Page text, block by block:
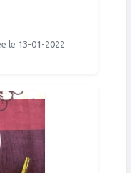
le 13-01-2022